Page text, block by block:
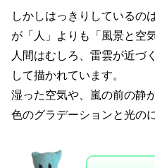
しかしはっきりしているの
が「人」よりも「風景と空
人間はむしろ、雷雲が近づ
して描かれています。
湿った空気や、嵐の前の静
色のグラデーションと光の